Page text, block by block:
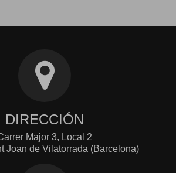
DIRECCIÓN
Major 3, Local 2
Joan de Vilatorrada (Barcelona)